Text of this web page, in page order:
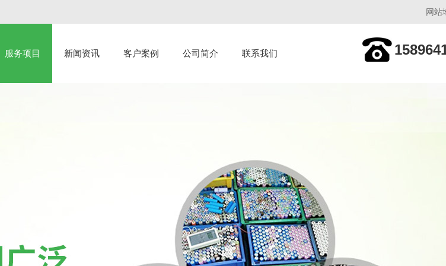
网站
服务项目 新闻资讯 客户案例 公司简介 联系我们